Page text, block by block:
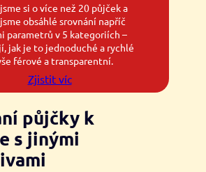
si o více než 20 půjček a
obsáhlé srovnání napříč
parametrů v 5 kategoriích –
jak je to jednoduché a rychlé
férové a transparentní.
Zjistit víc
půjčky k
s jinými